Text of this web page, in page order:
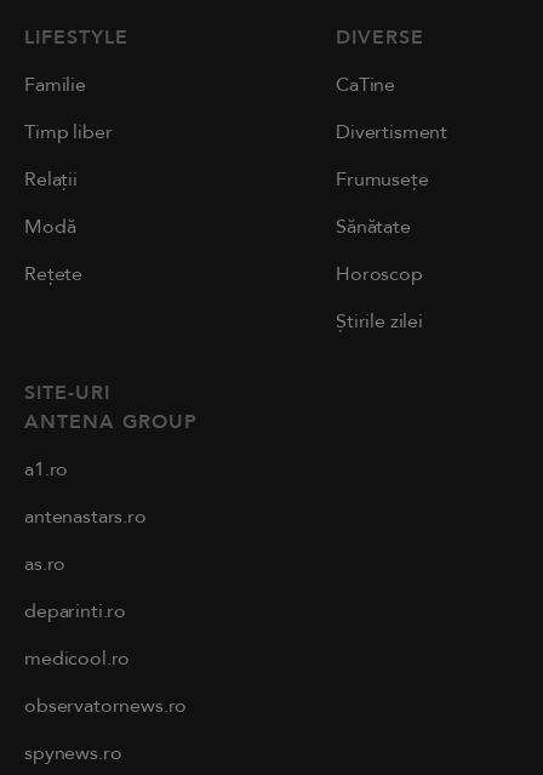
LIFESTYLE
Familie
Timp liber
Relații
Modă
Rețete
DIVERSE
CaTine
Divertisment
Frumusețe
Sănătate
Horoscop
Știrile zilei
SITE-URI
ANTENA GROUP
a1.ro
antenastars.ro
as.ro
deparinti.ro
medicool.ro
observatornews.ro
spynews.ro